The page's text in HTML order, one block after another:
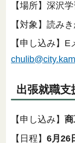
【場所】深沢
【対象】読み
【申し込み】E
出張就職支
【申し込み】
【日程】 6月26